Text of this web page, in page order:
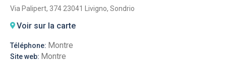
Via Palipert, 374 23041 Livigno, Sondrio
Voir sur la carte
Téléphone: Montre
Site web: Montre